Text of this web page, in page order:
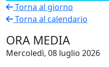
Torna al giorno
Torna al calendario
ORA MEDIA
Mercoledì, 08 luglio 2026